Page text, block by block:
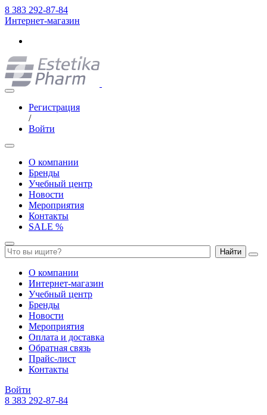
8 383 292-87-84
Интернет-магазин
Регистрация
/
Войти
О компании
Бренды
Учебный центр
Новости
Мероприятия
Контакты
SALE %
Найти
О компании
Интернет-магазин
Учебный центр
Бренды
Новости
Мероприятия
Оплата и доставка
Обратная связь
Прайс-лист
Контакты
Войти
8 383 292-87-84